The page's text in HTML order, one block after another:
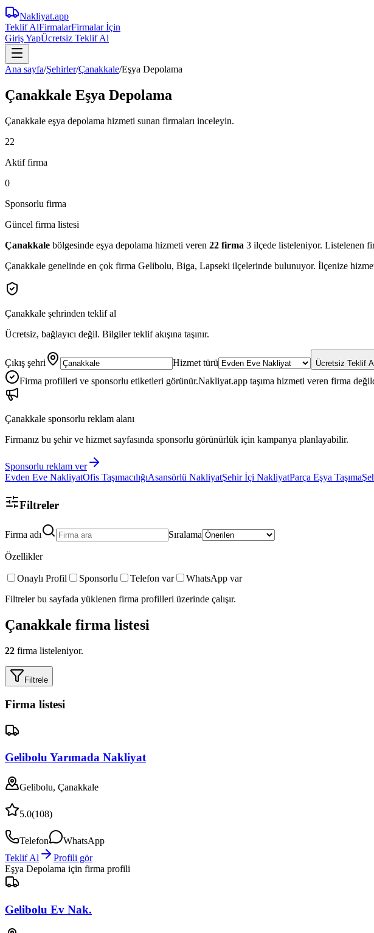
Nakliyat.app
Teklif AlFirmalarFirmalar İçin
Giriş YapÜcretsiz Teklif Al
Ana sayfa/Şehirler/Çanakkale/Eşya Depolama
Çanakkale Eşya Depolama
Çanakkale eşya depolama hizmeti sunan firmaları inceleyin.
22
Aktif firma
0
Sponsorlu firma
Güncel firma listesi
Çanakkale bölgesinde eşya depolama hizmeti veren 22 firma 3 ilçede listeleniyor. Listelenen
Çanakkale genelinde en çok firma Gelibolu, Biga, Lapseki ilçelerinde bulunuyor. İlçenize
Çanakkale şehrinden teklif al
Ücretsiz, bağlayıcı değil. Bilgiler teklif akışına taşınır.
Çıkış şehri Hizmet türü Ücretsiz Teklif Al
Firma profilleri ve sponsorlu etiketleri görünür.Nakliyat.app taşıma hizmeti veren firma
Çanakkale sponsorlu reklam alanı
Firmanız bu şehir ve hizmet sayfasında sponsorlu görünürlük için kampanya planlayabilir.
Sponsorlu reklam ver
Evden Eve NakliyatOfis TaşımacılığıAsansörlü NakliyatŞehir İçi NakliyatParça Eşya Taşıma
Filtreler
Firma adı Sıralama
Özellikler
Onaylı Profil Sponsorlu Telefon var
WhatsApp var
Filtreler bu sayfada yüklenen firma profilleri üzerinde çalışır.
Çanakkale firma listesi
22 firma listeleniyor.
Filtrele
Firma listesi
Gelibolu Yarımada Nakliyat
Gelibolu, Çanakkale
5.0(108)
Telefon
WhatsApp
Teklif Al
Profili gör
Eşya Depolama için firma profili
Gelibolu Ev Nak.